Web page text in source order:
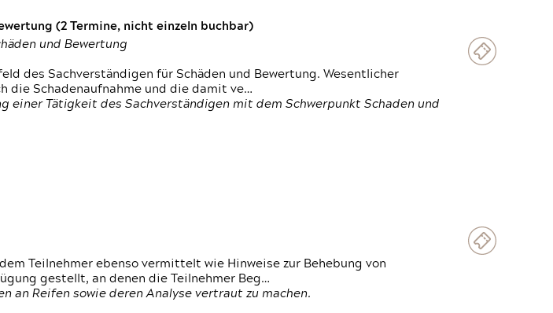
(2 Termine, nicht einzeln buchbar)
und Bewertung
des Sachverständigen für Schäden und Bewertung. Wesentlicher
die Schadenaufnahme und die damit ve…
Tätigkeit des Sachverständigen mit dem Schwerpunkt Schaden und
Teilnehmer ebenso vermittelt wie Hinweise zur Behebung von
gestellt, an denen die Teilnehmer Beg…
an Reifen sowie deren Analyse vertraut zu machen.